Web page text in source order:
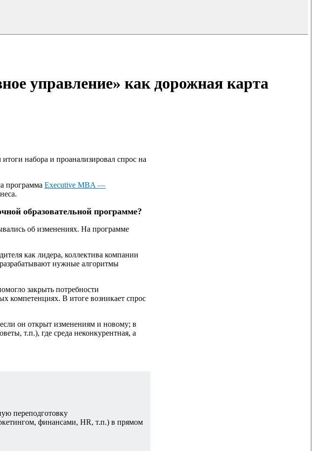
управление» как дорожная карта
итоги набора и проанализировал спрос на
программаExecutive MBA —
образовательной программе?
об изменениях. На программе
как лидера, коллектива компании
нужные алгоритмы
закрыть потребности
компетенциях. В итоге возникает спрос
он открыт изменениям и новому; в
т.п.), где среда неконкурентная, а
переподготовку
финансами, HR, т.п.) в прямом